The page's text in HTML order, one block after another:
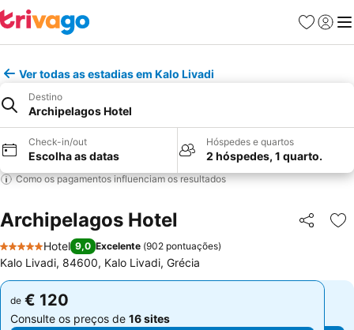
Favoritos
Iniciar
Ver todas as estadias em Kalo Livadi
Destino
Archipelagos Hotel
Check-in/out
Escolha as datas
Hóspedes e quartos
2 hóspedes, 1 quarto.
Como os pagamentos influenciam os resultados
Archipelagos Hotel Partilhar
5 Estrelas
Hotel 9,0 Excelente (902 pontuações)
Kalo Livadi, 84600, Kalo Livadi, Grécia
de € 120
Consulte os preços de 16 sites
de € 120
Consulte os preços de 16 sites